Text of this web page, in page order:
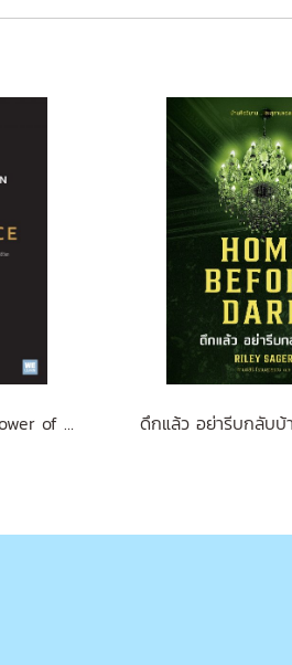
Brian Tracy on The Power of Self-Confidence